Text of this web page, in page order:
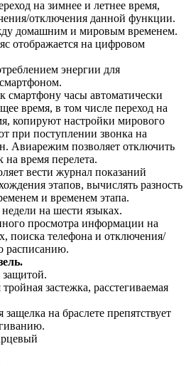
на зимнее и летнее время,
отключения данной функции.
домашним и мировым временем.
отображается на цифровом
энергии для
часы автоматически
время, в том числе переход на
копируют настройки мирового
при поступлении звонка на
Авиарежим позволяет отключить
время перелета.
вести журнал показаний
этапов, вычислять разность
и временем этапа.
на шести языках.
просмотра информации на
поиска телефона и отключения/
расписанию.
защитой.
застежка, расстегиваемая
на браслете препятствует